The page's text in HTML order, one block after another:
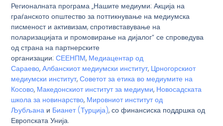
Регионалната програма „Нашите медиуми: Акција на
граѓанското општество за поттикнување на медиумска
писменост и активизам, спротивставување на
поларизацијата и промовирање на дијалог“ се спроведува
од страна на партнерските
организации:СЕЕНПМ, Медиацентар од
Сараево,Албанскиот медиумски институт, Црногорскиот
медиумски институт,Советот за етика во медиумите на
Косово, Македонскиот институт за медиуми, Новосадската
школа за новинарство, Мировниот институт од
Љубљана и Бианет (Турција), со финансиска поддршка од
Европската Унија.